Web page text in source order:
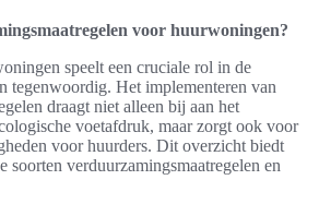
voor huurwoningen?
speelt een cruciale rol in de
tegenwoordig. Het implementeren van
draagt niet alleen bij aan het
voetafdruk, maar zorgt ook voor
voor huurders. Dit overzicht biedt
soorten verduurzamingsmaatregelen en